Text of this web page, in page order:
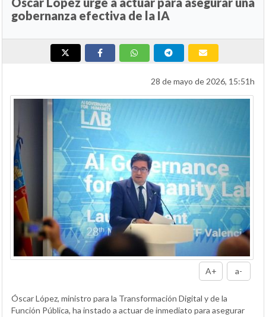
gobernanza efectiva de la IA
28 de mayo de 2026, 15:51h
A+ a-
Óscar López, ministro para la Transformación Digital y de la
Función Pública, ha instado a actuar de inmediato para asegurar